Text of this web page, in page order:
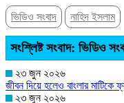
ভিডিও সংবাদ
নাহিদ ইসলাম
সংশ্লিষ্ট সংবাদ: ভিডিও
২৩ জুন ২০২৬
জীবন দিয়ে হলেও বাংলার মাটিকে
২৩ জুন ২০২৬